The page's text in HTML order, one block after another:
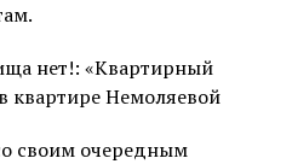
своим очередным